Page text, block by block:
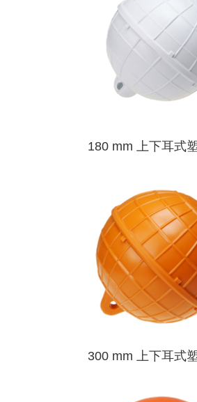
180 mm 上下耳式
300 mm 上下耳式